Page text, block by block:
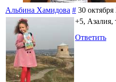
Альбина Хамидова # 30
+5, Азалия,
Ответить